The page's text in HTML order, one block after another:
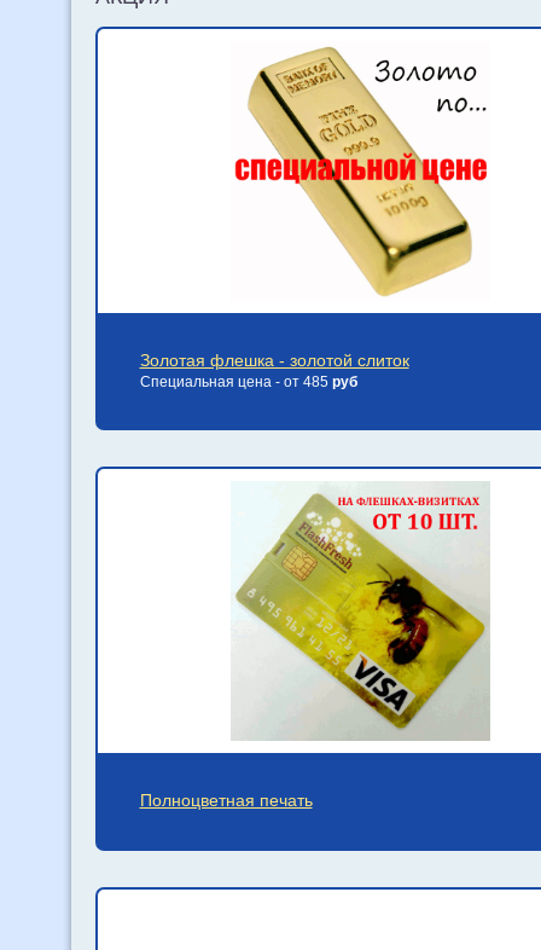
Золотая флешка - золотой слиток
Специальная цена - от 485 руб
Полноцветная печать